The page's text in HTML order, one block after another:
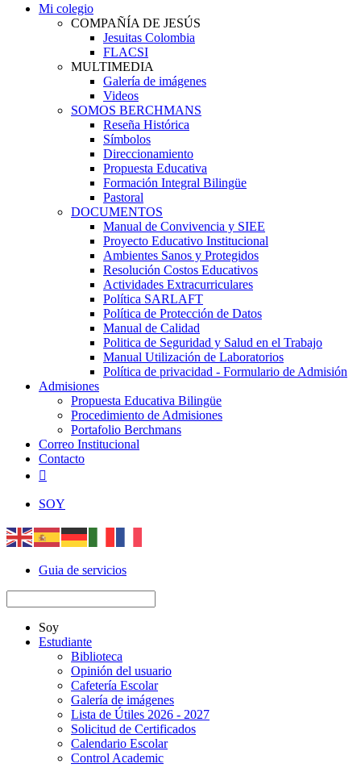
Mi colegio
COMPAÑÍA DE JESÚS
Jesuitas Colombia
FLACSI
MULTIMEDIA
Galería de imágenes
Videos
SOMOS BERCHMANS
Reseña Histórica
Símbolos
Direccionamiento
Propuesta Educativa
Formación Integral Bilingüe
Pastoral
DOCUMENTOS
Manual de Convivencia y SIEE
Proyecto Educativo Institucional
Ambientes Sanos y Protegidos
Resolución Costos Educativos
Actividades Extracurriculares
Política SARLAFT
Política de Protección de Datos
Manual de Calidad
Politica de Seguridad y Salud en el Trabajo
Manual Utilización de Laboratorios
Política de privacidad - Formulario de Admisión
Admisiones
Propuesta Educativa Bilingüe
Procedimiento de Admisiones
Portafolio Berchmans
Correo Institucional
Contacto

SOY
Guia de servicios
Soy
Estudiante
Biblioteca
Opinión del usuario
Cafetería Escolar
Galería de imágenes
Lista de Útiles 2026 - 2027
Solicitud de Certificados
Calendario Escolar
Control Academic